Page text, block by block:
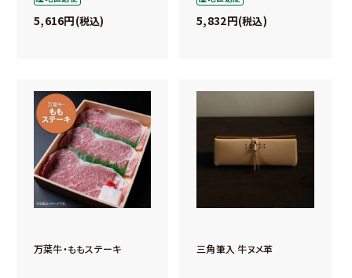
5,616 税込 5,832 税込
万葉牛・ももステーキ 三角筆入 牛ヌメ革